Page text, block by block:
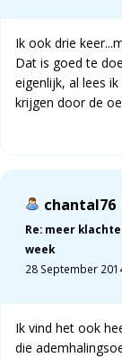
Ik ook drie
Dat is goed te
eigenlijk, al lees
krijgen door de
chantal76
Re: meer
week
28 September
Ik vind het ook
die